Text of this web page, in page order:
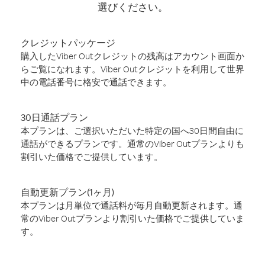
選びください。
クレジットパッケージ
購入したViber Outクレジットの残高はアカウント画面か
らご覧になれます。Viber Outクレジットを利用して世界
中の電話番号に格安で通話できます。
30日通話プラン
本プランは、ご選択いただいた特定の国へ30日間自由に
通話ができるプランです。通常のViber Outプランよりも
割引いた価格でご提供しています。
自動更新プラン(1ヶ月)
本プランは月単位で通話料が毎月自動更新されます。通
常のViber Outプランより割引いた価格でご提供していま
す。